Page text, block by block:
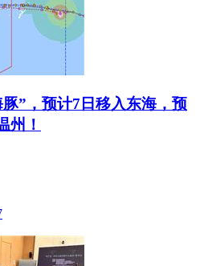
”，预计7日移入东海，预
州！